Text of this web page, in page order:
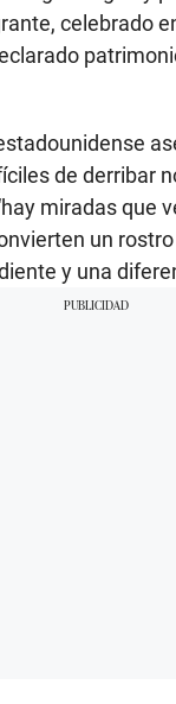
celebrado
de derribar
miradas que
un
y una